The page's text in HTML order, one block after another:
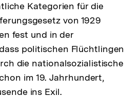
Kategorien für die
von 1929
fest und in der
politischen Flüchtlingen
die nationalsozialistische
im 19. Jahrhundert,
ins Exil.